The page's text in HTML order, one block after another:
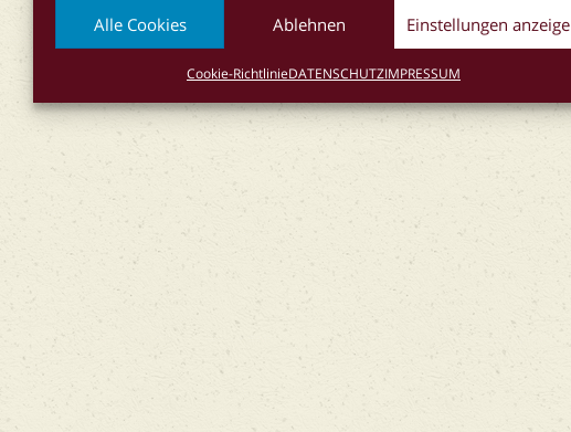
Alle Cookies Ablehnen Einstellungen
Cookie-RichtlinieDATENSCHUTZIMPRESSUM